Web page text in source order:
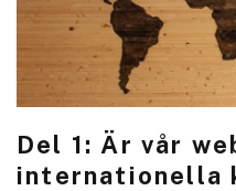
Del 1: Är vår
internationella